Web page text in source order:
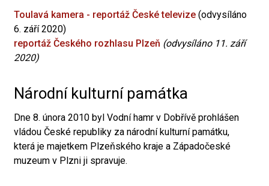
Toulavá kamera - reportáž České televize (odvysíláno
6. září 2020)
reportáž Českého rozhlasu Plzeň (odvysíláno 11. září
2020)
Národní kulturní památka
Dne 8. února 2010 byl Vodní hamr v Dobřívě prohlášen
vládou České republiky za národní kulturní památku,
která je majetkem Plzeňského kraje a Západočeské
muzeum v Plzni ji spravuje.